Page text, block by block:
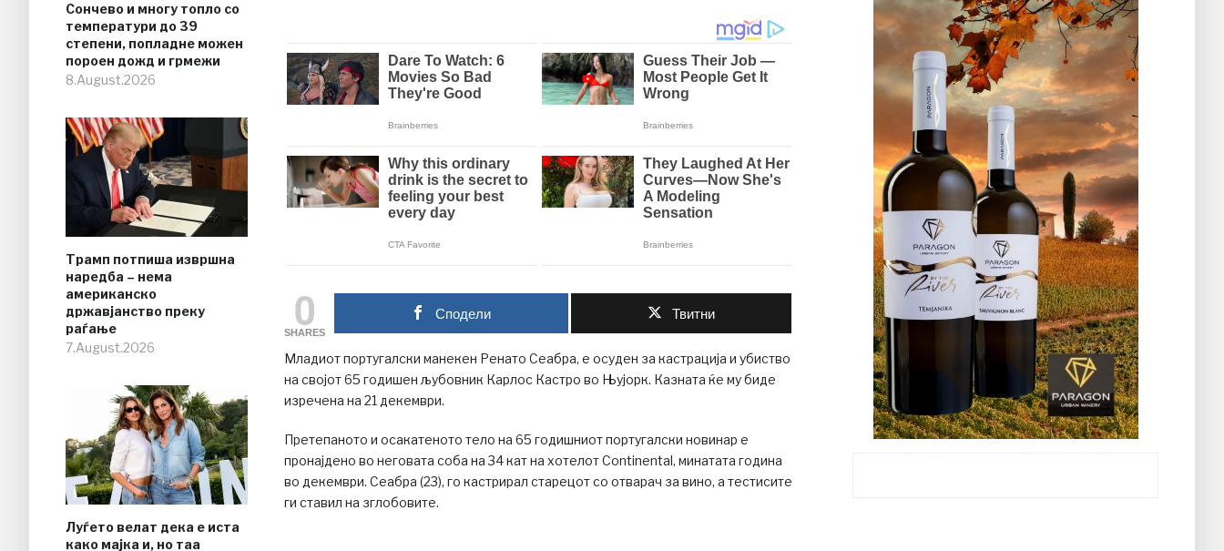
Сончево и многу топло со
температури до 39
степени, попладне можен
пороен дожд и грмежи
8.August.2026
Трамп потпиша извршна
наредба – нема
американско
државјанство преку
раѓање
7.August.2026
Луѓето велат дека е иста
како мајка и, но таа
0
SHARES
Сподели Твитни
Младиот португалски манекен Ренато Сеабра, е осуден за кастрација и убиство
на својот 65 годишен љубовник Карлос Кастро во Њујорк. Казната ќе му биде
изречена на 21 декември.
Претепаното и осакатеното тело на 65 годишниот португалски новинар е
пронајдено во неговата соба на 34 кат на хотелот Continental, минатата година
во декември. Сеабра (23), го кастрирал старецот со отварач за вино, а тестисите
ги ставил на зглобовите.